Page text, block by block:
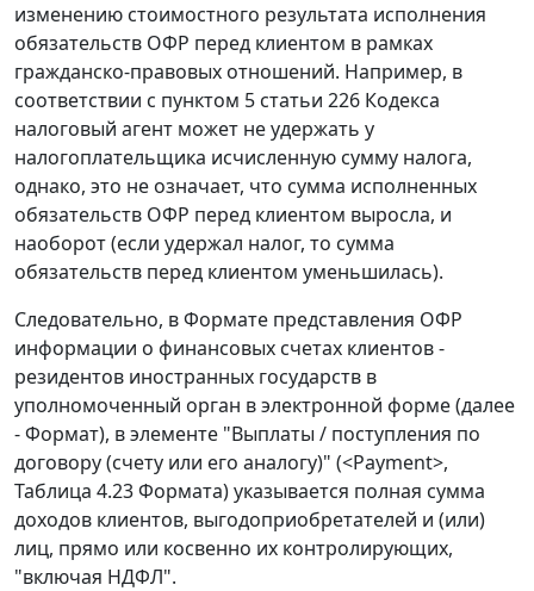
изменению стоимостного результата исполнения
обязательств ОФР перед клиентом в рамках
гражданско-правовых отношений. Например, в
соответствии с пунктом 5 статьи 226 Кодекса
налоговый агент может не удержать у
налогоплательщика исчисленную сумму налога,
однако, это не означает, что сумма исполненных
обязательств ОФР перед клиентом выросла, и
наоборот (если удержал налог, то сумма
обязательств перед клиентом уменьшилась).
Следовательно, в Формате представления ОФР
информации о финансовых счетах клиентов -
резидентов иностранных государств в
уполномоченный орган в электронной форме (далее
- Формат), в элементе "Выплаты / поступления по
договору (счету или его аналогу)" (<Payment>,
Таблица 4.23 Формата) указывается полная сумма
доходов клиентов, выгодоприобретателей и (или)
лиц, прямо или косвенно их контролирующих,
"включая НДФЛ".